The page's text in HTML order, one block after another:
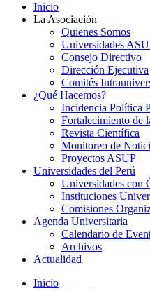
Inicio
La Asociación
Quienes Somos
Universidades
Consejo Directivo
Dirección Ejecutiva
Comités
¿Qué Hacemos?
Incidencia Política
Fortalecimiento de
Revista Científica
Monitoreo de
Proyectos ASUP
Universidades del Perú
Universidades con
Instituciones
Comisiones
Agenda Universitaria
Calendario de
Archivos
Actualidad
Inicio